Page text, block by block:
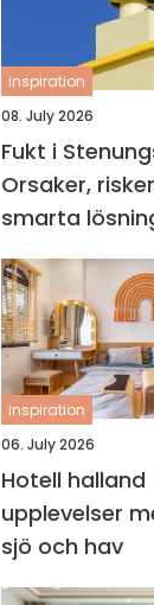
inspiration
08. July 2026
Fukt i
Orsaker,
smarta
inspiration
06. July 2026
Hotell halland
upplevelser
sjö och hav